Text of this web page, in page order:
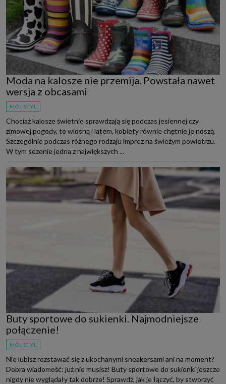
Moda na kalosze nie przemija. Powstała nawet
wersja z obcasami
MÓJ STYL
Chociaż kalosze świetnie sprawdzają się podczas jesiennej czy
zimowej pogody, to wiosną i latem, kobiety równie chętnie je noszą.
Szczególnie podczas różnego rodzaju imprez na świeżym powietrzu.
W tym sezonie jedna z największych ...
Buty sportowe do sukienki. Najmodniejsze
połączenie!
MÓJ STYL
Nie lubisz rozstawać się z ukochanymi sneakersami ani na moment?
Dobra wiadomość: już nie musisz! Buty sportowe do sukienki jeszcze
nigdy nie wyglądały tak dobrze! Sprawdź, jak je łączyć, by stworzyć